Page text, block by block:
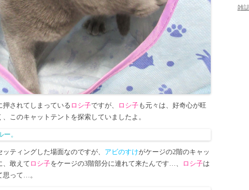
押されてしまっている ロシ子ですが、 ロシ子も元々は、好奇心が旺
このキャットテントを探索していましたよ。
ティングした場面なのですが、 アビのすけがケージの2階のキャッ
、敢えて ロシ子をケージの3階部分に連れて来たんです…、 ロシ子は
思って…。
雑